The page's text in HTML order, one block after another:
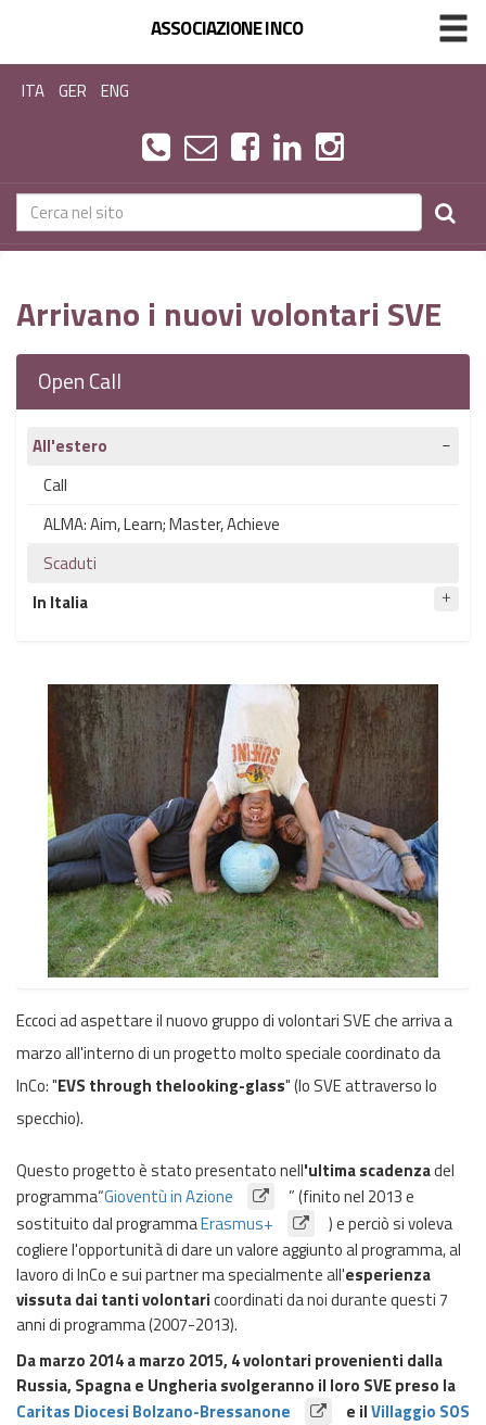
ASSOCIAZIONE INCO
ITA GER ENG
Arrivano i nuovi volontari SVE
Open Call
All'estero
Call
ALMA: Aim, Learn; Master, Achieve
Scaduti
In Italia
Eccoci ad aspettare il nuovo gruppo di volontari SVE che arriva a
marzo all'interno di un progetto molto speciale coordinato da
InCo: "EVS through thelooking-glass" (lo SVE attraverso lo
specchio).
Questo progetto è stato presentato nell'ultima scadenzadel
programma“Gioventù in Azione
” (finito nel 2013 e
sostituito dal programmaErasmus+
) e perciò si voleva
cogliere l'opportunità di dare un valore aggiunto al programma, al
lavoro di InCo e sui partner ma specialmente all'esperienza
vissuta dai tanti volontaricoordinati da noi durante questi 7
anni di programma (2007-2013).
Da marzo 2014 a marzo 2015, 4 volontari provenienti dalla
Russia, Spagna e Ungheria svolgeranno il loro SVE preso la
Caritas Diocesi Bolzano-Bressanone
e ilVillaggio SOS